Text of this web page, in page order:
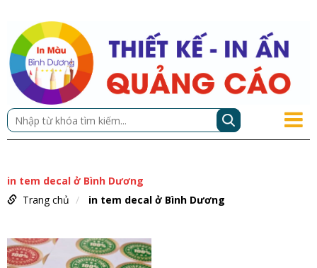
in tem decal ở Bình Dương
Trang chủ
in tem decal ở Bình Dương